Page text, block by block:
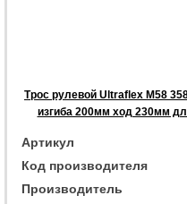
Трос рулевой Ultraflex M58
изгиба 200мм ход 230мм
Артикул
Код производителя
Производитель